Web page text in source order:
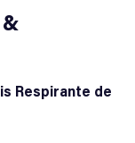
Respirante de